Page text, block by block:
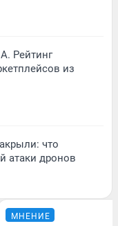
Рейтинг
из
что
атаки дронов
МНЕНИЕ